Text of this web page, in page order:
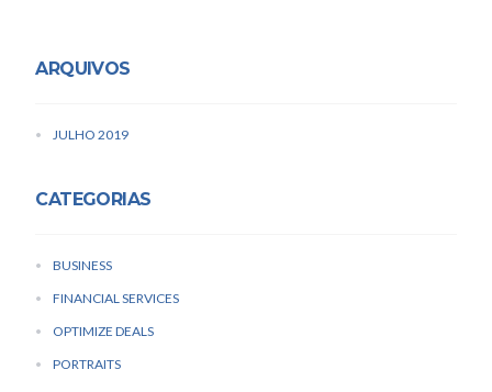
ARQUIVOS
JULHO 2019
CATEGORIAS
BUSINESS
FINANCIAL SERVICES
OPTIMIZE DEALS
PORTRAITS